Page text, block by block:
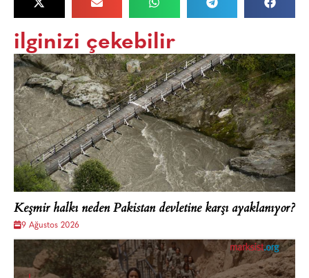
ilginizi çekebilir
Keşmir halkı neden Pakistan devletine karşı ayaklanıyor?
9 Ağustos 2026